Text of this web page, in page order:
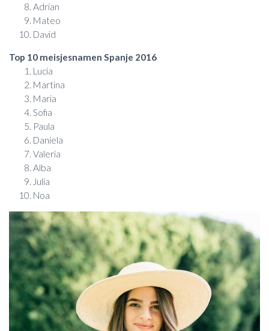
Adrian
Mateo
David
Top 10 meisjesnamen Spanje 2016
Lucia
Martina
Maria
Sofia
Paula
Daniela
Valeria
Alba
Julia
Noa